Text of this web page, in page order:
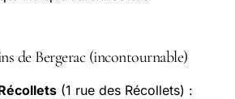
de Bergerac (incontournable)
(1 rue des Récollets) :